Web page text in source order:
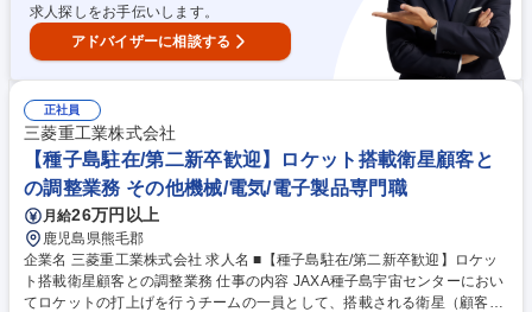
求人探しをお手伝いします。
アドバイザーに相談する
正社員
三菱重工業株式会社
【種子島駐在/第二新卒歓迎】ロケット搭載衛星顧客と
の調整業務 その他機械/電気/電子製品専門職
月給26万円以上
鹿児島県熊毛郡
企業名 三菱重工業株式会社 求人名 ■【種子島駐在/第二新卒歓迎】ロケッ
ト搭載衛星顧客との調整業務 仕事の内容 JAXA種子島宇宙センターにおい
てロケットの打上げを行うチームの一員として、搭載される衛星（顧客）